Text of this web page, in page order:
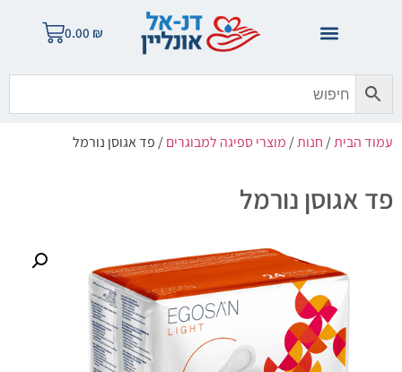
0.00 ₪
עמוד הבית/חנות/מוצרי ספיגה למבוגרים/ פד אגוסן נורמל
פד אגוסן נורמל